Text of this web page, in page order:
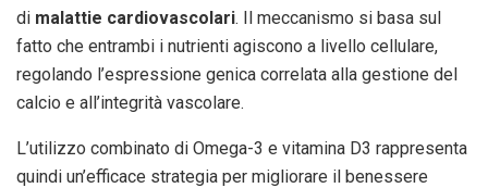
di malattie cardiovascolari. Il meccanismo si basa sul
fatto che entrambi i nutrienti agiscono a livello cellulare,
regolando l’espressione genica correlata alla gestione del
calcio e all’integrità vascolare.
L’utilizzo combinato di Omega-3 e vitamina D3 rappresenta
quindi un’efficace strategia per migliorare il benessere